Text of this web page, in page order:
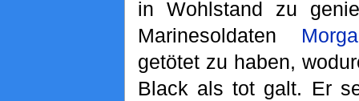
in Wohlstand zu
Marinesoldaten
getötet zu haben,
Black als tot galt. Er